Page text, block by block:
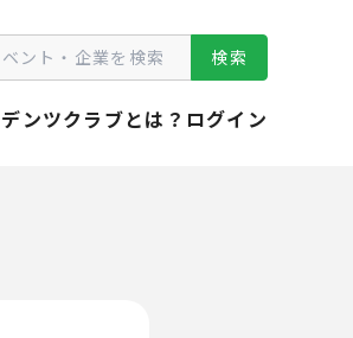
検索
ンツクラブとは？ ログイン